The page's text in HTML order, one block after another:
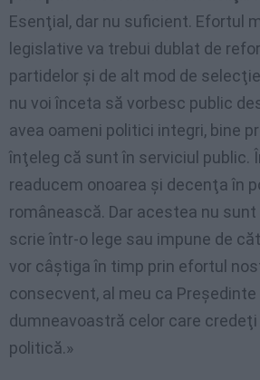
Esenţial, dar nu suficient. Efortul
legislative va trebui dublat de
partidelor și de alt mod de
nu voi înceta să vorbesc public
avea oameni politici integri, bine
înţeleg că sunt în serviciul public.
readucem onoarea și decenţa în
românească. Dar acestea nu
scrie într-o lege sau impune de
vor câștiga în timp prin efortul
consecvent, al meu ca Președinte
dumneavoastră celor care
politică.»